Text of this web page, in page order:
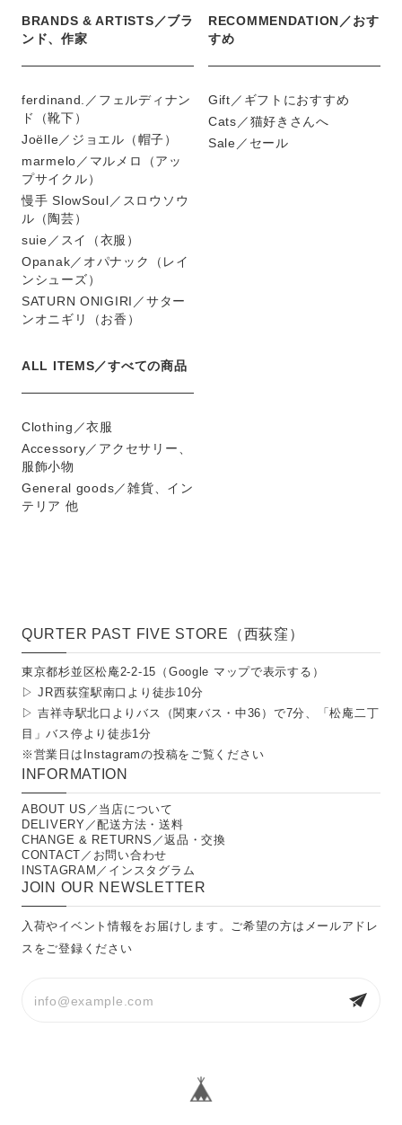
BRANDS & ARTISTS／ブラ
ンド、作家
ferdinand.／フェルディナン
ド（靴下）
Joëlle／ジョエル（帽子）
marmelo／マルメロ（アッ
プサイクル）
慢手 SlowSoul／スロウソウ
ル（陶芸）
suie／スイ（衣服）
Opanak／オパナック（レイ
ンシューズ）
SATURN ONIGIRI／サター
ンオニギリ（お香）
RECOMMENDATION／おす
すめ
Gift／ギフトにおすすめ
Cats／猫好きさんへ
Sale／セール
ALL ITEMS／すべての商品
Clothing／衣服
Accessory／アクセサリー、
服飾小物
General goods／雑貨、イン
テリア 他
QURTER PAST FIVE STORE（西荻窪）
東京都杉並区松庵2-2-15（ Google マップで表示する ）
▷ JR西荻窪駅南口より徒歩10分
▷ 吉祥寺駅北口よりバス（関東バス・中36）で7分、「松庵二丁
目」バス停より徒歩1分
※営業日は Instagramの投稿をご覧ください
INFORMATION
ABOUT US／当店について
DELIVERY／配送方法・送料
CHANGE & RETURNS／返品・交換
CONTACT／お問い合わせ
INSTAGRAM／インスタグラム
JOIN OUR NEWSLETTER
入荷やイベント情報をお届けします。ご希望の方はメールアドレ
スをご登録ください